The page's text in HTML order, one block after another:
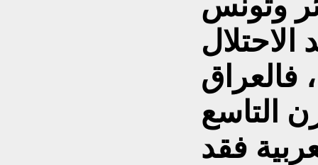
فالعراق
التاسع
فقد